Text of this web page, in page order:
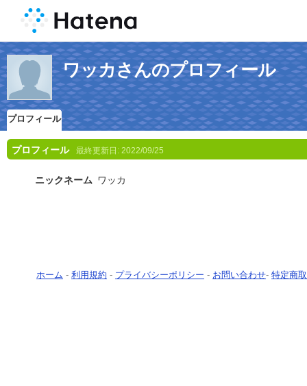
ワッカさんのプロフィール
プロフィール
プロフィール 最終更新日: 2022/09/25
ニックネーム ワッカ
ホーム - 利用規約 - プライバシーポリシー - お問い合わせ- 特定商